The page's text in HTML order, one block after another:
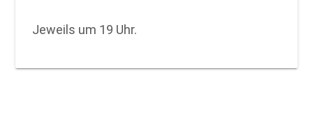
Jeweils um 19 Uhr.